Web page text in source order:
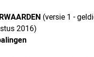
(versie 1 -
2016)